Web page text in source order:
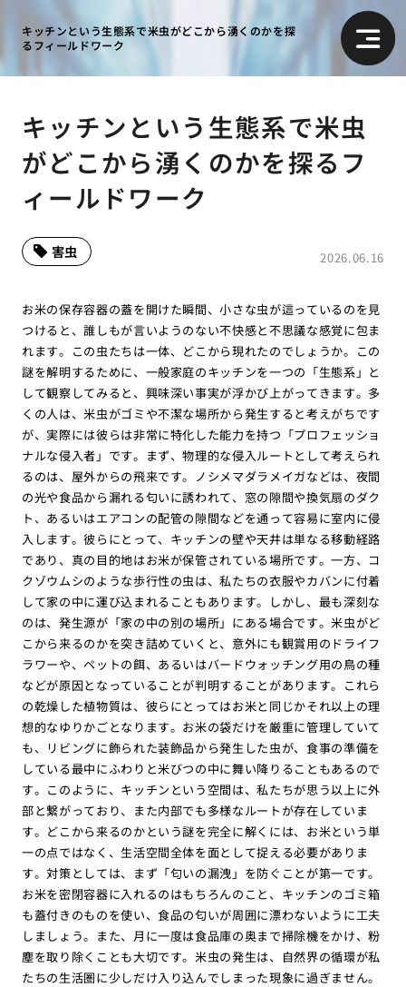
キッチンという生態系で米虫がどこから湧くのかを探
るフィールドワーク
キッチンという生態系で米虫
がどこから湧くのかを探るフ
ィールドワーク
2026.06.16
害虫
お米の保存容器の蓋を開けた瞬間、小さな虫が這っているのを見
つけると、誰しもが言いようのない不快感と不思議な感覚に包ま
れます。この虫たちは一体、どこから現れたのでしょうか。この
謎を解明するために、一般家庭のキッチンを一つの「生態系」と
して観察してみると、興味深い事実が浮かび上がってきます。多
くの人は、米虫がゴミや不潔な場所から発生すると考えがちです
が、実際には彼らは非常に特化した能力を持つ「プロフェッショ
ナルな侵入者」です。まず、物理的な侵入ルートとして考えられ
るのは、屋外からの飛来です。ノシメマダラメイガなどは、夜間
の光や食品から漏れる匂いに誘われて、窓の隙間や換気扇のダク
ト、あるいはエアコンの配管の隙間などを通って容易に室内に侵
入します。彼らにとって、キッチンの壁や天井は単なる移動経路
であり、真の目的地はお米が保管されている場所です。一方、コ
クゾウムシのような歩行性の虫は、私たちの衣服やカバンに付着
して家の中に運び込まれることもあります。しかし、最も深刻な
のは、発生源が「家の中の別の場所」にある場合です。米虫がど
こから来るのかを突き詰めていくと、意外にも観賞用のドライフ
ラワーや、ペットの餌、あるいはバードウォッチング用の鳥の種
などが原因となっていることが判明することがあります。これら
の乾燥した植物質は、彼らにとってはお米と同じかそれ以上の理
想的なゆりかごとなります。お米の袋だけを厳重に管理していて
も、リビングに飾られた装飾品から発生した虫が、食事の準備を
している最中にふわりと米びつの中に舞い降りることもあるので
す。このように、キッチンという空間は、私たちが思う以上に外
部と繋がっており、また内部でも多様なルートが存在していま
す。どこから来るのかという謎を完全に解くには、お米という単
一の点ではなく、生活空間全体を面として捉える必要がありま
す。対策としては、まず「匂いの漏洩」を防ぐことが第一です。
お米を密閉容器に入れるのはもちろんのこと、キッチンのゴミ箱
も蓋付きのものを使い、食品の匂いが周囲に漂わないように工夫
しましょう。また、月に一度は食品庫の奥まで掃除機をかけ、粉
塵を取り除くことも大切です。米虫の発生は、自然界の循環が私
たちの生活圏に少しだけ入り込んでしまった現象に過ぎません。